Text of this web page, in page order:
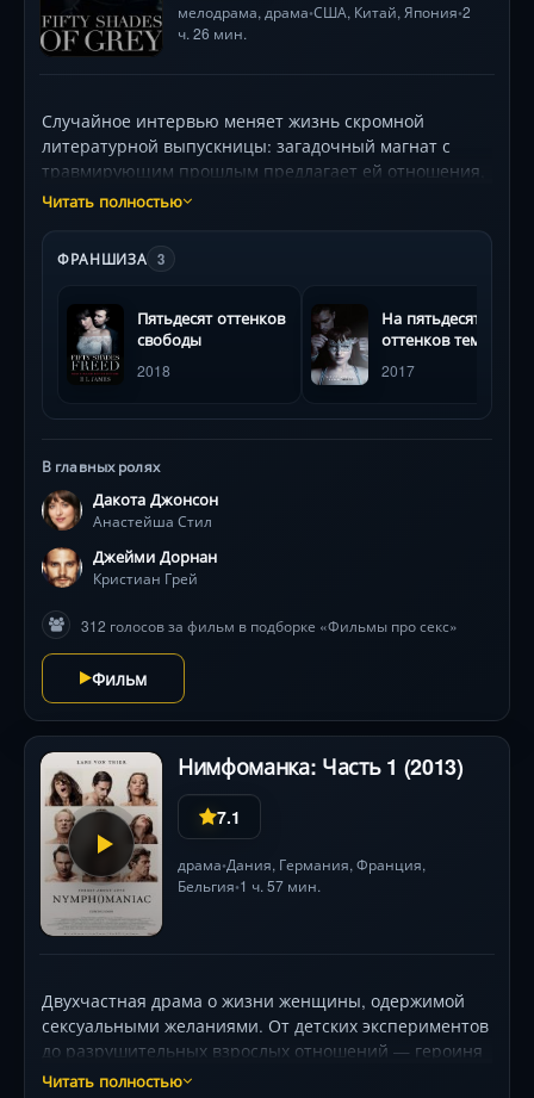
мелодрама, драма•США, Китай, Япония•2
ч. 26 мин.
Случайное интервью меняет жизнь скромной
литературной выпускницы: загадочный магнат с
травмирующим прошлым предлагает ей отношения,
выходящие за рамки привычного. Вместо
вертолетные полеты, подарки-испытания и комната
с плётками. Каждое правило контракта обнажает
эротическое напряжение грозит разрушить все
барьеры. Стильная картинка Сэм Тейлор-Джонсон,
саундтрек The Weeknd и Sia, игра Дакоты Джонсон
гипнотическую мелодраму о власти и уязвимости.
Читать полностью
ФРАНШИЗА 3
Пятьдесят оттенков
свободы
2018
На пятьдесят
оттенков темнее
2017
В главных ролях
Дакота Джонсон
Анастейша Стил
Джейми Дорнан
Кристиан Грей
312 голосов за фильм в подборке «Фильмы про секс»
Фильм
Нимфоманка: Часть 1 (2013)
7.1
драма•Дания, Германия, Франция,
Бельгия•1 ч. 57 мин.
Двухчастная драма о жизни женщины, одержимой
сексуальными желаниями. От детских экспериментов
до разрушительных взрослых отношений — героиня
ищет смысл в телесных удовольствиях, сталкиваясь с
Читать полностью